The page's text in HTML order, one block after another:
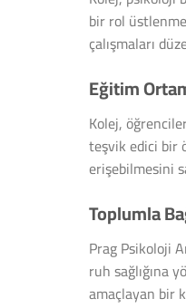
bir rol
çalışmaları
Eğitim
Kolej,
teşvik edici bir
erişebilmesini
Toplumla
Prag Psikoloji
ruh sağlığına
amaçlayan bir